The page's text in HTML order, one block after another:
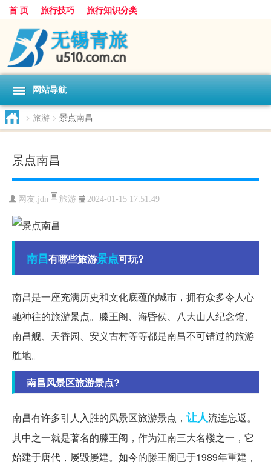
首 页 旅行技巧 旅行知识分类
网站导航
> 旅游 > 景点南昌
景点南昌
网友:jdn 旅游 2024-01-15 17:51:49
南昌有哪些旅游景点可玩?
南昌是一座充满历史和文化底蕴的城市，拥有众多令人心
驰神往的旅游景点。滕王阁、海昏侯、八大山人纪念馆、
南昌舰、天香园、安义古村等等都是南昌不可错过的旅游
胜地。
南昌风景区旅游景点?
南昌有许多引人入胜的风景区旅游景点， 让人流连忘返。
其中之一就是著名的滕王阁，作为江南三大名楼之一，它
始建于唐代，屡毁屡建。如今的滕王阁已于1989年重建，